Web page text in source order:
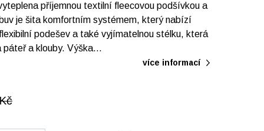
příjemnou textilní fleecovou podšívkou a
je šita komfortním systémem, který nabízí
podešev a také vyjímatelnou stélku, která
páteř a klouby. Výška…
více informací